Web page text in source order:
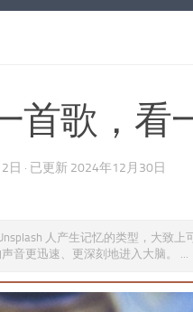
首歌，看
日 · 已更新 2024年12月30日
Unsplash 人产生记忆的类型，大
音更迅速、更深刻地进入大脑。 ...